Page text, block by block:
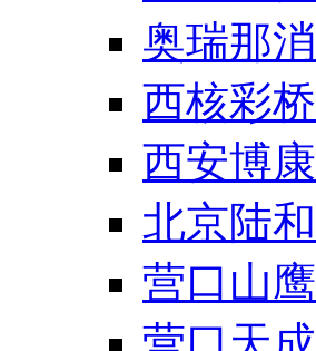
奥瑞那消
西核彩桥
西安博康
北京陆和
营口山鹰